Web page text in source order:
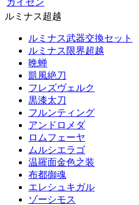
ガイゼン
ルミナス超越
ルミナス武器交換セット
ルミナス限界超越
晩蝉
凱風絶刀
フレズヴェルク
黒漆太刀
フルンティング
アンドロメダ
ロムフェーヤ
ムルシエラゴ
温羅面金色之装
布都御魂
エレシュキガル
ゾーシモス